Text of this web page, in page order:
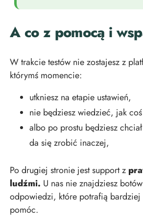
A co z pomocą i
W trakcie testów nie zostajesz z
którymś momencie:
utkniesz na etapie ustawień,
nie będziesz wiedzieć, jak
albo po prostu będziesz
da się zrobić inaczej,
Po drugiej stronie jest support z
ludźmi. U nas nie znajdziesz
odpowiedzi, które potrafią
pomóc.